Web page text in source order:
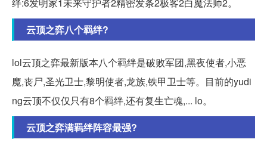
云顶之弈八个羁绊?
lol云顶之弈最新版本八个羁绊是破败军团,黑夜使者,小恶
魔,丧尸,圣光卫士,黎明使者,龙族,铁甲卫士等。目前的yudi
ng云顶不仅仅只有8个羁绊,还有复生亡魂,... lo。
云顶之弈满羁绊阵容最强?